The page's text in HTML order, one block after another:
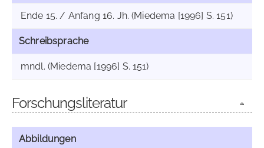
Ende 15. / Anfang 16. Jh. (Miedema [1996] S. 151)
Schreibsprache
mndl. (Miedema [1996] S. 151)
Forschungsliteratur
Abbildungen